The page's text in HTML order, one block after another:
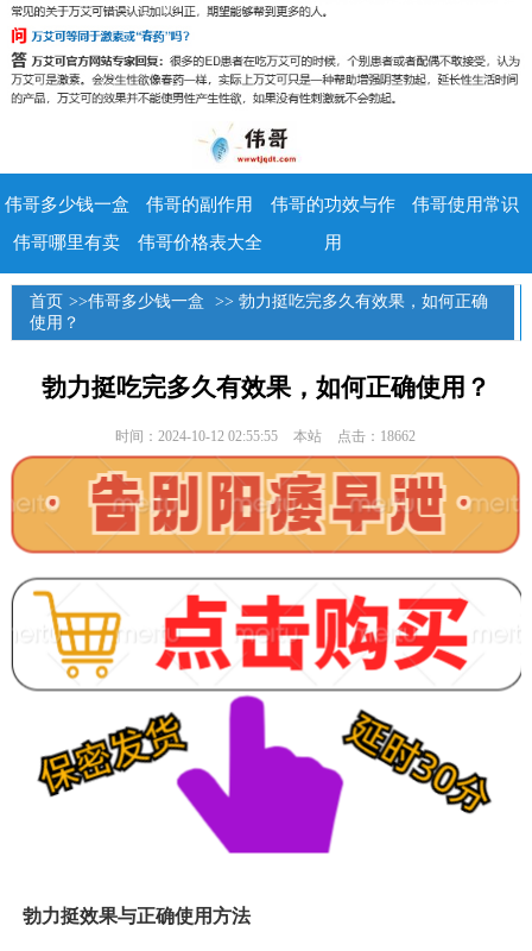
伟哥多少钱一盒 伟哥的副作用
伟哥的功效与作
用
伟哥使用常识
伟哥哪里有卖
伟哥价格表大全
首页 >>伟哥多少钱一盒
>> 勃力挺吃完多久有效果，如何正确
使用？
勃力挺吃完多久有效果，如何正确使用？
时间：2024-10-12 02:55:55 本站 点击：18662
勃力挺效果与正确使用方法